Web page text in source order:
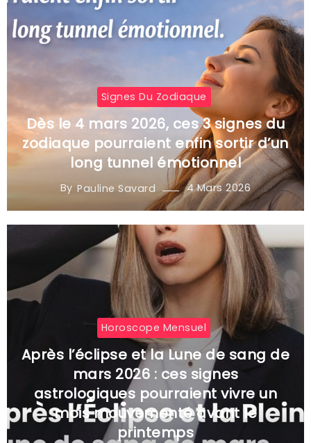
Signes Du Zodiaque
Dès le 4 mars 2026, ces 3 signes du
zodiaque pourraient enfin sortir d’un
long tunnel émotionnel
By Pauline Savard 4 Mars 2026
Horoscope Mensuel
Après l’éclipse et la Lune de sang de
mars 2026 : ces signes
astrologiques pourraient vivre un
mois mouvementé avant le
printemps